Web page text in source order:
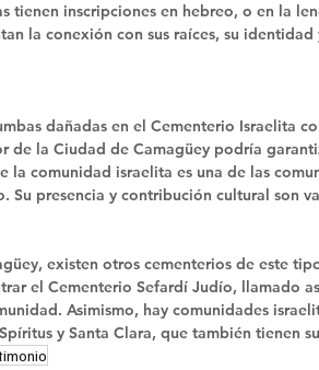
tienen inscripciones en hebreo, o en la
la conexión con sus raíces, su
dañadas en el Cementerio Israelita
la Ciudad de Camagüey podría
la comunidad israelita es una de las
Su presencia y contribución cultural son
existen otros cementerios de este
el Cementerio Sefardí Judío, llamado
Asimismo, hay comunidades
y Santa Clara, que también tienen